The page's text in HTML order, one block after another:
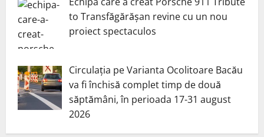
to Transfăgărășan revine cu un nou
proiect spectaculos
Circulația pe Varianta Ocolitoare Bacău
va fi închisă complet timp de două
săptămâni, în perioada 17-31 august
2026